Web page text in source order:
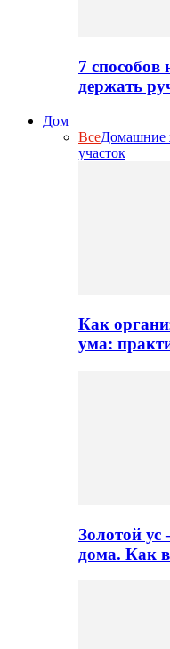
7 способов
держать
Дом
ВсеДомашние
участок
Как
ума:
Золотой
дома. Как